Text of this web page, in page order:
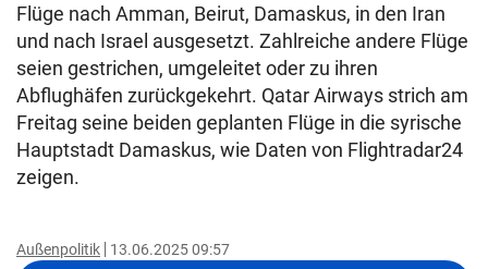
Flüge nach Amman, Beirut, Damaskus, in den Iran
und nach Israel ausgesetzt. Zahlreiche andere Flüge
seien gestrichen, umgeleitet oder zu ihren
Abflughäfen zurückgekehrt. Qatar Airways strich am
Freitag seine beiden geplanten Flüge in die syrische
Hauptstadt Damaskus, wie Daten von Flightradar24
zeigen.
Außenpolitik 13.06.2025 09:57